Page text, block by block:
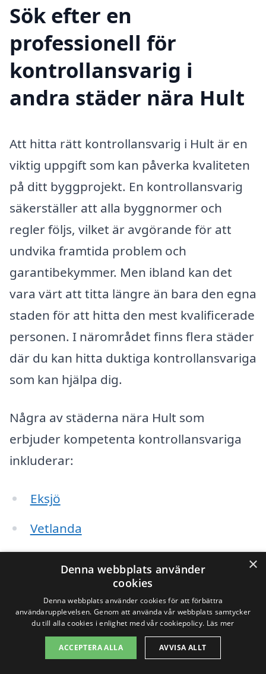
Sök efter en
professionell för
kontrollansvarig i
andra städer nära Hult
Att hitta rätt kontrollansvarig i Hult är en
viktig uppgift som kan påverka kvaliteten
på ditt byggprojekt. En kontrollansvarig
säkerställer att alla byggnormer och
regler följs, vilket är avgörande för att
undvika framtida problem och
garantibekymmer. Men ibland kan det
vara värt att titta längre än bara den egna
staden för att hitta den mest kvalificerade
personen. I närområdet finns flera städer
där du kan hitta duktiga kontrollansvariga
som kan hjälpa dig.
Några av städerna nära Hult som
erbjuder kompetenta kontrollansvariga
inkluderar:
Eksjö
Vetlanda
Nässjö
Målilla
Bredaryd
×
Denna webbplats använder
cookies
Denna webbplats använder cookies för att förbättra
användarupplevelsen. Genom att använda vår webbplats samtycker
du till alla cookies i enlighet med vår cookiepolicy. Läs mer
ACCEPTERA ALLA AVVISA ALLT